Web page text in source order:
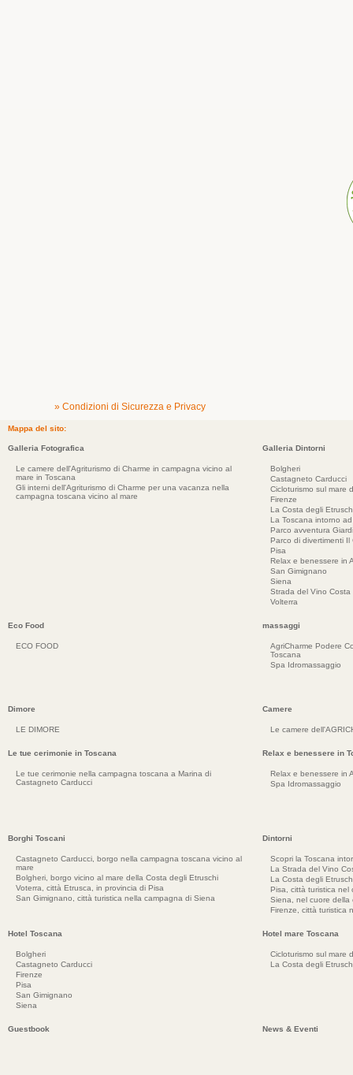
» Condizioni di Sicurezza e Privacy
Mappa del sito:
Galleria Fotografica
Le camere dell'Agriturismo di Charme in campagna vicino al
mare in Toscana
Gli interni dell'Agriturismo di Charme per una vacanza nella
campagna toscana vicino al mare
Galleria Dintorni
Bolgheri
Castagneto Carducci
Cicloturismo sul mare
Firenze
La Costa degli
La Toscana intorno
Parco avventura
Parco di divertimenti Il
Pisa
Relax e benessere in
San Gimignano
Siena
Strada del Vino Costa
Volterra
Eco Food
ECO FOOD
massaggi
AgriCharme Podere
Toscana
Spa Idromassaggio
Dimore
LE DIMORE
Camere
Le camere
Le tue cerimonie in Toscana
Le tue cerimonie nella campagna toscana a Marina di
Castagneto Carducci
Relax e benessere in
Relax e benessere in
Spa Idromassaggio
Borghi Toscani
Castagneto Carducci, borgo nella campagna toscana vicino al
mare
Bolgheri, borgo vicino al mare della Costa degli Etruschi
Voterra, città Etrusca, in provincia di Pisa
San Gimignano, città turistica nella campagna di Siena
Dintorni
Scopri la Toscana
La Strada del Vino
La Costa degli
Pisa, città turistica nel
Siena, nel cuore della
Firenze, città turistica
Hotel Toscana
Bolgheri
Castagneto Carducci
Firenze
Pisa
San Gimignano
Siena
Hotel mare Toscana
Cicloturismo sul mare
La Costa degli
Guestbook News & Eventi